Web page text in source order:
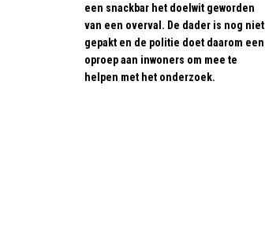
een snackbar het doelwit geworden
van een overval. De dader is nog niet
gepakt en de politie doet daarom een
oproep aan inwoners om mee te
helpen met het onderzoek.